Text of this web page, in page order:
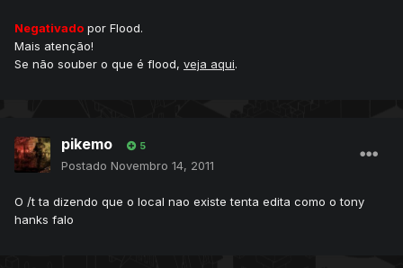
Negativado por Flood.
Mais atenção!
Se não souber o que é flood, veja aqui.
pikemo 5
Postado Novembro 14, 2011
O /t ta dizendo que o local nao existe tenta edita como o tony
hanks falo